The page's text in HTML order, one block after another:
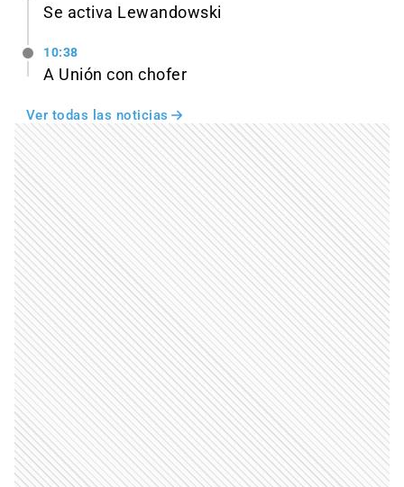
Se activa Lewandowski
10:38
A Unión con chofer
Ver todas las noticias